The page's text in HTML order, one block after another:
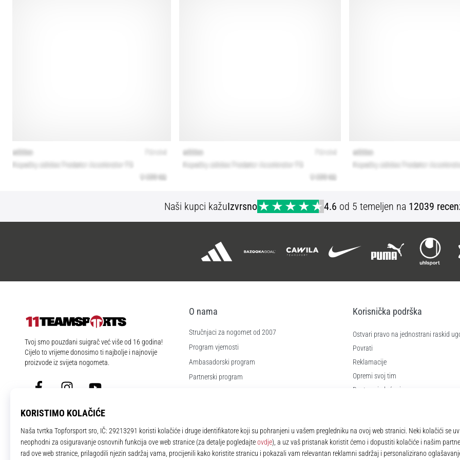
Naši kupci kažuIzvrsno 4.6 od 5 temeljen na 12039
11teamsports.hr
Tvoj smo pouzdani suigrač već više od 16 godina!
Cijelo to vrijeme donosimo ti najbolje i najnovije
proizvode iz svijeta nogometa.
FacebookInstagramYouTube
O nama
Stručnjaci za nogomet od 2007
Program vjernosti
Ambasadorski program
Partnerski program
Korisnička podrška
Ostvari pravo na jednostrani raskid
Povrati
Reklamacije
Opremi svoj tim
Dostava i plaćanje
Najčešća pitanja
Pravila o zaštiti osobnih podataka